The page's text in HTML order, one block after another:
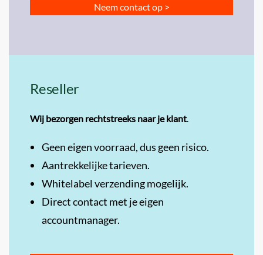
Neem contact op >
Reseller
Wij bezorgen rechtstreeks naar je klant.
Geen eigen voorraad, dus geen risico.
Aantrekkelijke tarieven.
Whitelabel verzending mogelijk.
Direct contact met je eigen
accountmanager.